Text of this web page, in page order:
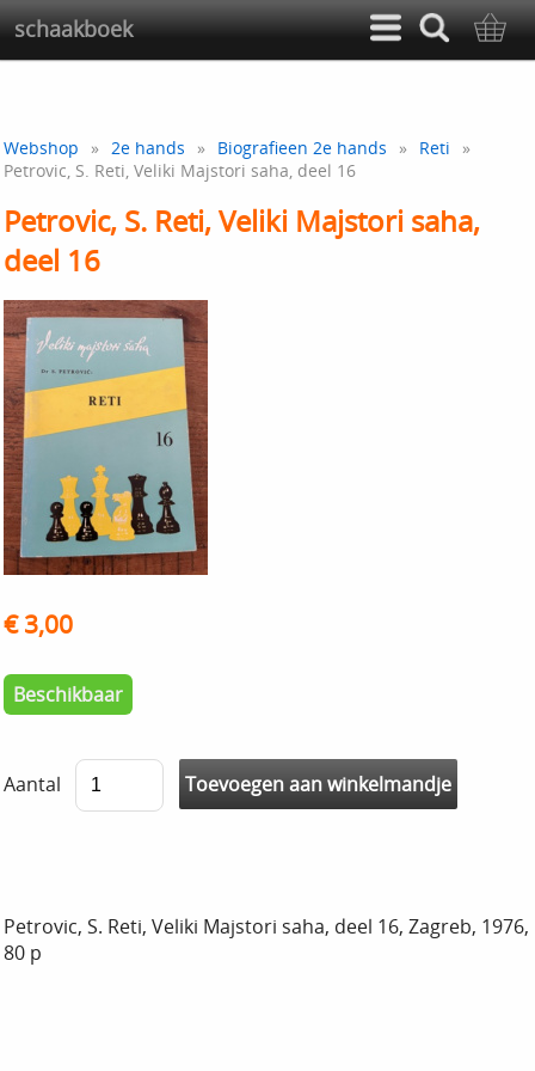
schaakboek
Webshop » 2e hands » Biografieen 2e hands » Reti
»
Petrovic, S. Reti, Veliki Majstori saha, deel 16
Petrovic, S. Reti, Veliki Majstori saha,
deel 16
€ 3,00
Beschikbaar
Aantal
Petrovic, S. Reti, Veliki Majstori saha, deel 16, Zagreb, 1976,
80 p